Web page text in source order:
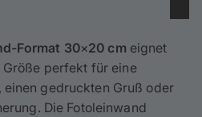
Format 30×20 cm eignet
perfekt für eine
gedruckten Gruß oder
Die Fotoleinwand